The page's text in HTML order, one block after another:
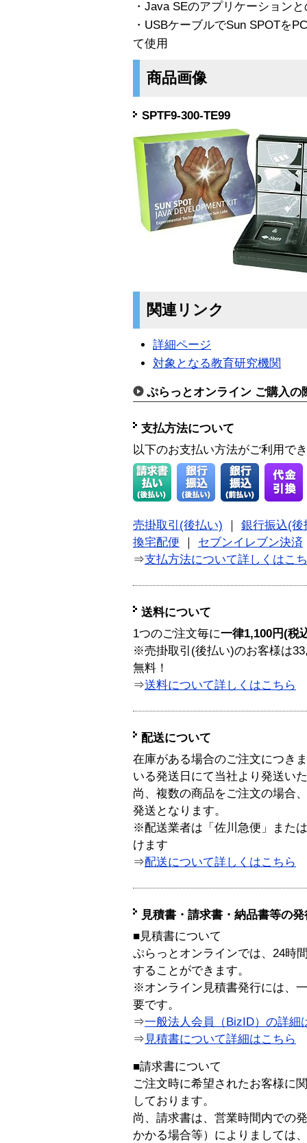
・Java SEのアプリケーション
・USBケーブルでSun SPOTを
て使用
商品画像
SPTF9-300-TE99
関連リンク
詳細ページ
対象となる教育研究機関
ぷらっとオンライン ご購入の
支払方法について
以下のお支払い方法がご利用で
売掛取引(後払い) ｜ 銀行振込(後
換宅配便 ｜ セブンイレブン決済
⇒支払方法について詳しくはこ
送料について
1つのご注文毎に一律1,100円(税
※売掛取引(後払い)のお客様は
無料！
⇒送料について詳しくはこちら
配送について
在庫がある場合のご注文につき
いる発送日にて当社より発送い
尚、複数の商品をご注文の場合
発送となります。
※配送業者は「佐川急便」また
けます
⇒配送について詳しくはこちら
見積書・請求書・納品書等の
■見積書について
ぷらっとオンラインでは、24時
することができます。
※オンライン見積書発行には、
要です。
⇒一般法人会員（BizID）の詳細
⇒ 見積書について詳細はこちら
■請求書について
ご注文時に希望されたお客様に
しております。
尚、請求書は、営業時間内での
かかる場合等）によりましては